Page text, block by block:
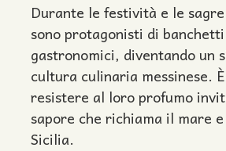
Durante le festività e le
sono protagonisti di
gastronomici, diventando un
cultura culinaria messinese.
resistere al loro profumo
sapore che richiama il mare
Sicilia.